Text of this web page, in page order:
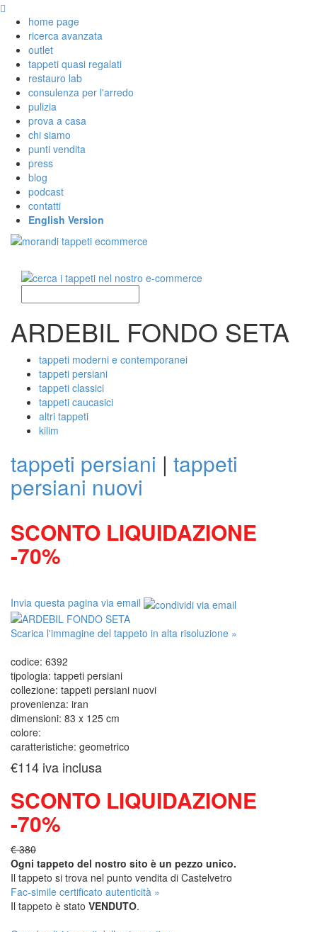
home page
ricerca avanzata
outlet
tappeti quasi regalati
restauro lab
consulenza per l'arredo
pulizia
prova a casa
chi siamo
punti vendita
press
blog
podcast
contatti
English Version
ARDEBIL FONDO SETA
tappeti moderni e contemporanei
tappeti persiani
tappeti classici
tappeti caucasici
altri tappeti
kilim
tappeti persiani | tappeti
persiani nuovi
SCONTO LIQUIDAZIONE
-70%
Invia questa pagina via email
Scarica l'immagine del tappeto in alta risoluzione »
codice: 6392
tipologia: tappeti persiani
collezione: tappeti persiani nuovi
provenienza: iran
dimensioni: 83 x 125 cm
colore:
caratteristiche: geometrico
€114 iva inclusa
SCONTO LIQUIDAZIONE
-70%
€ 380
Ogni tappeto del nostro sito è un pezzo unico.
Il tappeto si trova nel punto vendita di Castelvetro
Fac-simile certificato autenticità »
Il tappeto è stato VENDUTO.